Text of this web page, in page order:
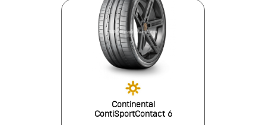
Continental
ContiSportContact 6